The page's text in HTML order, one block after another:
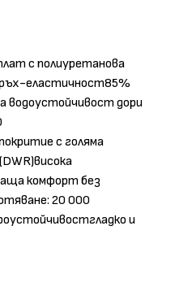
с полиуретанова
еластичност85%
водоустойчивост дори
с голяма
комфорт без
20 000
и